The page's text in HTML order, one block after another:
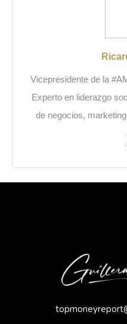
Vicepresidente de la
Experto en liderazgo
de negocios,